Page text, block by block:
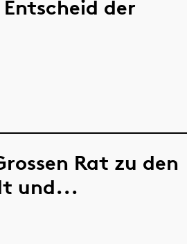
der
Rat zu den
und...